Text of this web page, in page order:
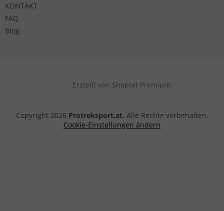
KONTAKT
FAQ
Blog
Erstellt von Shoptet Premium
Copyright 2026 Protreksport.at. Alle Rechte vorbehalten.
Cookie-Einstellungen ändern